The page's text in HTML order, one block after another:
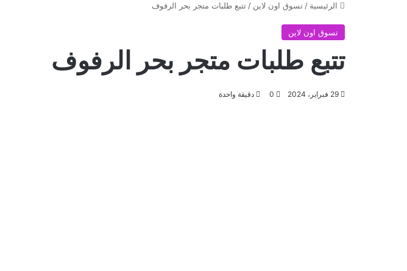
الرئيسية / تسوق اون لاين / تتبع طلبات متجر بحر الرفوف
تسوق اون لاين
تتبع طلبات متجر بحر الرفوف
29 فبراير، 2024 0 دقيقة واحدة